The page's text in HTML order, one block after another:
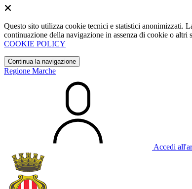
Questo sito utilizza cookie tecnici e statistici anonimizzati.
continuazione della navigazione in assenza di cookie o
COOKIE POLICY
Continua la navigazione
Regione Marche
Accedi